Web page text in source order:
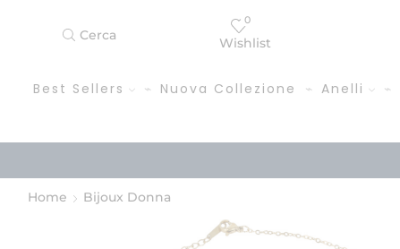
Cerca
0
Wishlist
Best Sellers Nuova Collezione Anelli
Home Bijoux Donna